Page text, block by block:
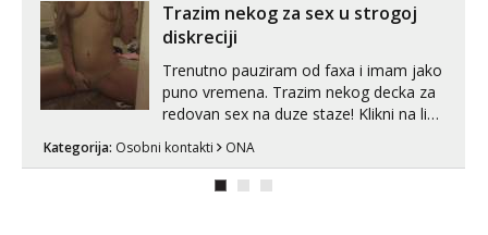
Trazim nekog za sex u strogoj
diskreciji
Trenutno pauziram od faxa i imam jako
puno vremena. Trazim nekog decka za
redovan sex na duze staze! Klikni na link
Kategorija: Osobni kontakti ONA